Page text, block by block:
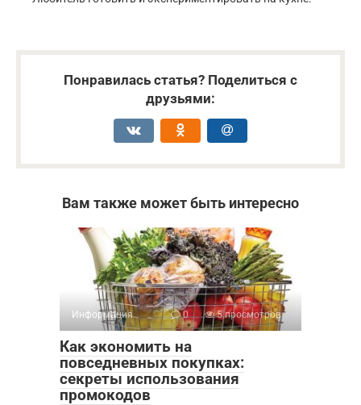
Понравилась статья? Поделиться с
друзьями:
Вам также может быть интересно
Информация 0 5 просмотров
Как экономить на
повседневных покупках:
секреты использования
промокодов